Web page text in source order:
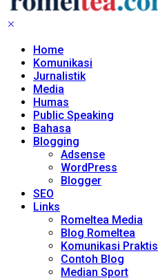
Home
Komunikasi
Jurnalistik
Media
Humas
Public Speaking
Bahasa
Blogging
Adsense
WordPress
Blogger
SEO
Links
Romeltea Media
Blog Romeltea
Komunikasi Praktis
Contoh Blog
Median Sport